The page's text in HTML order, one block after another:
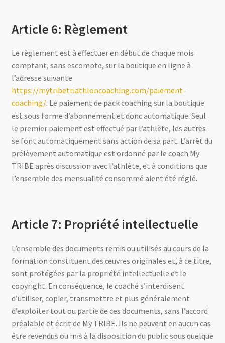
Article 6: Règlement
Le règlement est à effectuer en début de chaque mois
comptant, sans escompte, sur la boutique en ligne à
l’adresse suivante
https://mytribetriathloncoaching.com/paiement-
coaching/. Le paiement de pack coaching sur la boutique
est sous forme d’abonnement et donc automatique. Seul
le premier paiement est effectué par l’athlète, les autres
se font automatiquement sans action de sa part. L’arrêt du
prélèvement automatique est ordonné par le coach My
TRIBE après discussion avec l’athlète, et à conditions que
l’ensemble des mensualité consommé aient été réglé.
Article 7: Propriété intellectuelle
L’ensemble des documents remis ou utilisés au cours de la
formation constituent des œuvres originales et, à ce titre,
sont protégées par la propriété intellectuelle et le
copyright. En conséquence, le coaché s’interdisent
d’utiliser, copier, transmettre et plus généralement
d’exploiter tout ou partie de ces documents, sans l’accord
préalable et écrit de My TRIBE. Ils ne peuvent en aucun cas
être revendus ou mis à la disposition du public sous quelque